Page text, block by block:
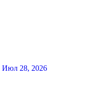
Июл 28, 2026